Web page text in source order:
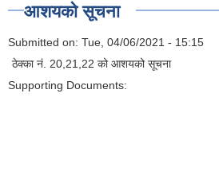
आशयको सूचना
Submitted on: Tue, 04/06/2021 - 15:15
ठेक्का नं. 20,21,22 को आशयको सूचना
Supporting Documents: